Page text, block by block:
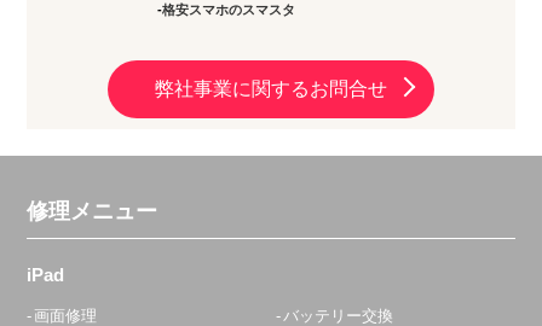
格安スマホのスマスタ
弊社事業に関するお問合せ
修理メニュー
iPad
画面修理 バッテリー交換